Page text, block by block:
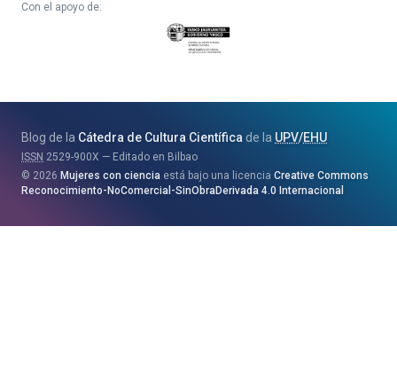
Con el apoyo de:
Eusko
Jaurlaritza
eta
Berrikuntza
Saila
Blog de la Cátedra de Cultura Científica de la UPV/EHU
ISSN 2529-900X
Editado en Bilbao
2026 Mujeres con ciencia está bajo una licencia Creative Commons
Reconocimiento-NoComercial-SinObraDerivada 4.0 Internacional